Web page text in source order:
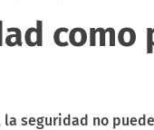
como
la seguridad no